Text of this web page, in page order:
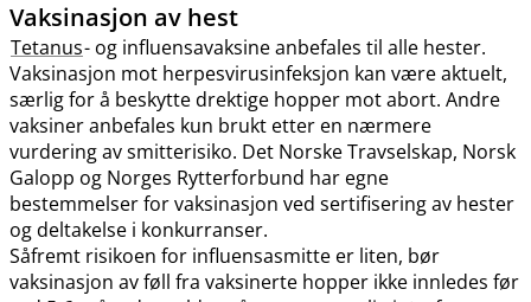
Vaksinasjon av hest
Tetanus- og influensavaksine anbefales til alle hester.
Vaksinasjon mot herpesvirusinfeksjon kan være aktuelt,
særlig for å beskytte drektige hopper mot abort. Andre
vaksiner anbefales kun brukt etter en nærmere
vurdering av smitterisiko. Det Norske Travselskap, Norsk
Galopp og Norges Rytterforbund har egne
bestemmelser for vaksinasjon ved sertifisering av hester
og deltakelse i konkurranser.
Såfremt risikoen for influensasmitte er liten, bør
vaksinasjon av føll fra vaksinerte hopper ikke innledes før